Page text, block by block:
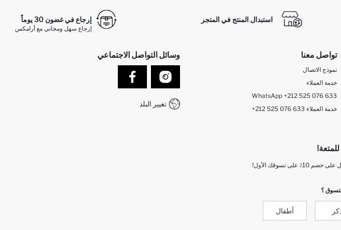
استبدال المنتج في المتجر إرجاع في غضون 30 يوماً
إرجاع سهل ومجاني مع أرامكس
تواصل معنا
نموذج الاتصال
خدمة العملاء
WhatsApp +212 525 076 633
+212 525 076 633 خدمة العملاء
وسائل التواصل الاجتماعي
تغيير البلد
تسوقك الأول!
؟
أطفال